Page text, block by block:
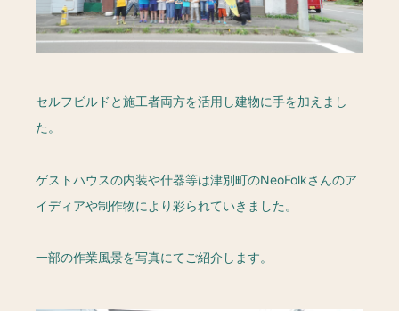
セルフビルドと施工者両方を活用し建物に手を加えまし
た。
ゲストハウスの内装や什器等は津別町のNeoFolkさんのア
イディアや制作物により彩られていきました。
一部の作業風景を写真にてご紹介します。